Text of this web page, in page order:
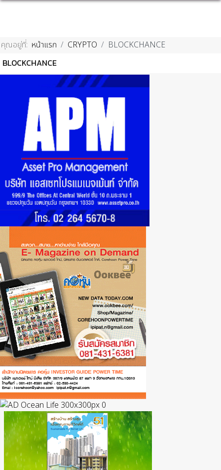
คุณอยู่ที่: หน้าแรก CRYPTO
BLOCKCHANCE
BLOCKCHANCE